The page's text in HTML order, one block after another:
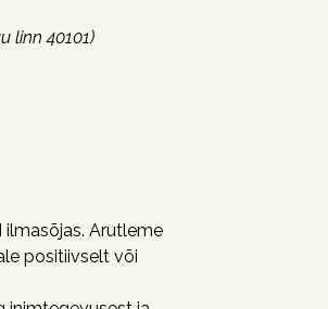
linn 40101)
ilmasõjas. Arutleme
positiivselt või